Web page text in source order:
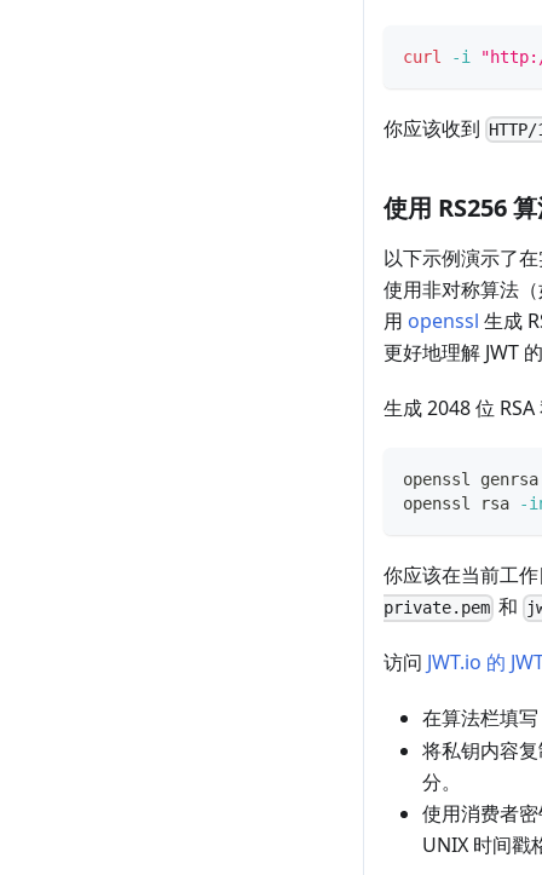
curl -i
你应该收到
使用 RS256
以下示例演示了
使用非对称算法
用 openssl 生成
更好地理解 JWT
生成 2048 位
openssl
openssl rsa
-
你应该在当前工
private.pem 和
访问 JWT.io 的
在算法栏填写
将私钥内容
分。
使用消费者
UNIX 时间戳